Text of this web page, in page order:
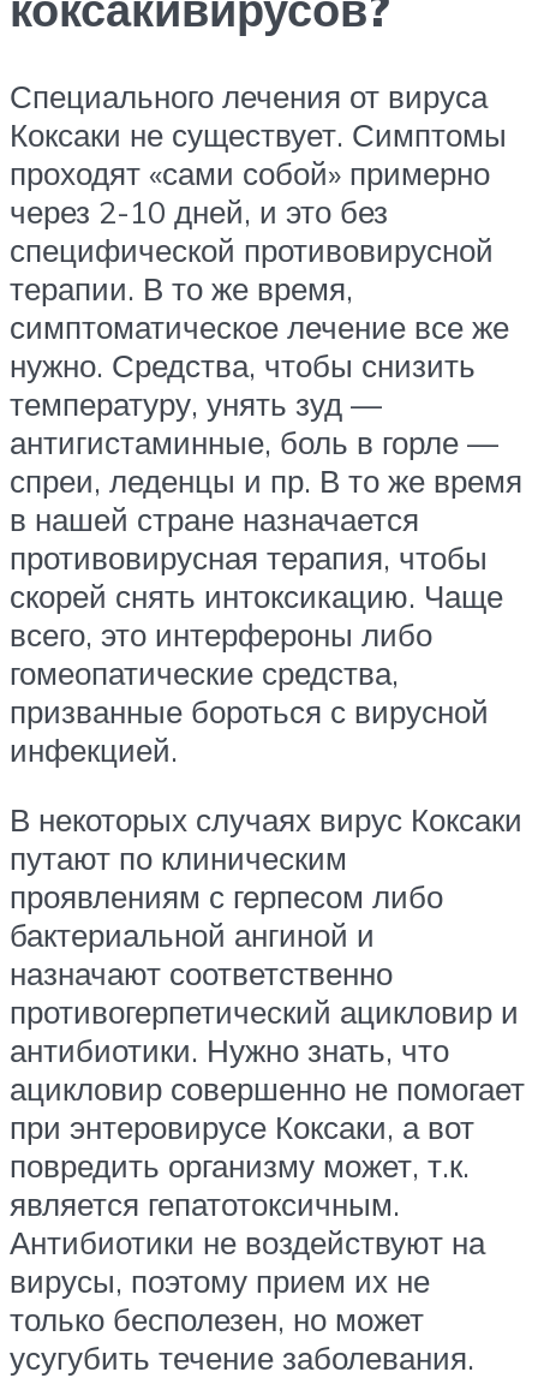
Специального лечения от вируса
Коксаки не существует. Симптомы
проходят «сами собой» примерно
через 2-10 дней, и это без
специфической противовирусной
терапии. В то же время,
симптоматическое лечение все же
нужно. Средства, чтобы снизить
температуру, унять зуд —
антигистаминные, боль в горле —
спреи, леденцы и пр. В то же время
в нашей стране назначается
противовирусная терапия, чтобы
скорей снять интоксикацию. Чаще
всего, это интерфероны либо
гомеопатические средства,
призванные бороться с вирусной
инфекцией.
В некоторых случаях вирус Коксаки
путают по клиническим
проявлениям с герпесом либо
бактериальной ангиной и
назначают соответственно
противогерпетический ацикловир и
антибиотики. Нужно знать, что
ацикловир совершенно не помогает
при энтеровирусе Коксаки, а вот
повредить организму может, т.к.
является гепатотоксичным.
Антибиотики не воздействуют на
вирусы, поэтому прием их не
только бесполезен, но может
усугубить течение заболевания.